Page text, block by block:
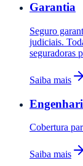
Garantia
Seguro
judiciais.
seguradoras
Saiba mais
Cobertura
Saiba mais